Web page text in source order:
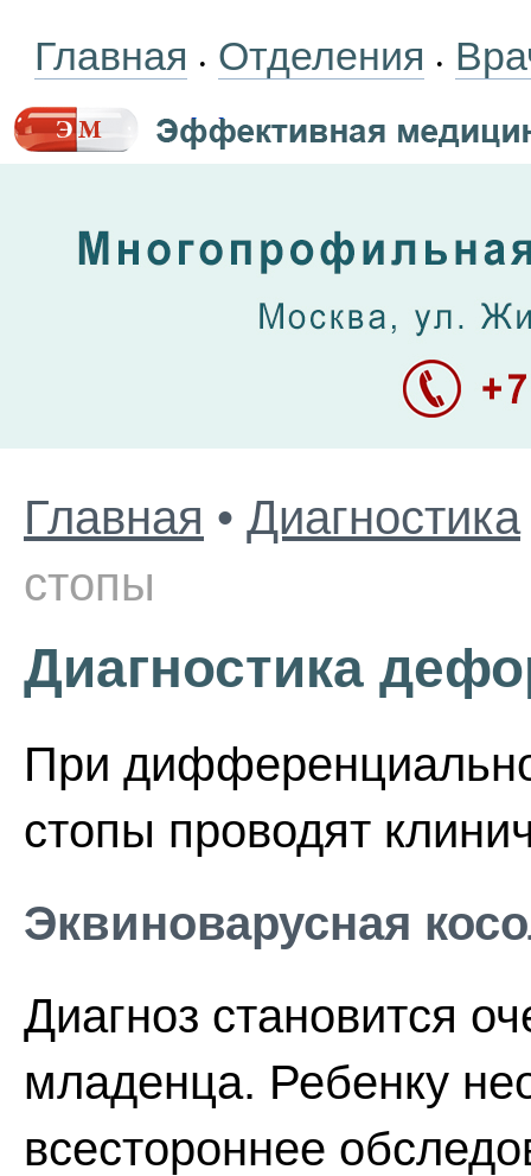
Главная • Отделения •
Главная • Диагностика
стопы
Диагностика
При
стопы проводят
Эквиноварусная
Диагноз становится
младенца. Ребенку
всестороннее